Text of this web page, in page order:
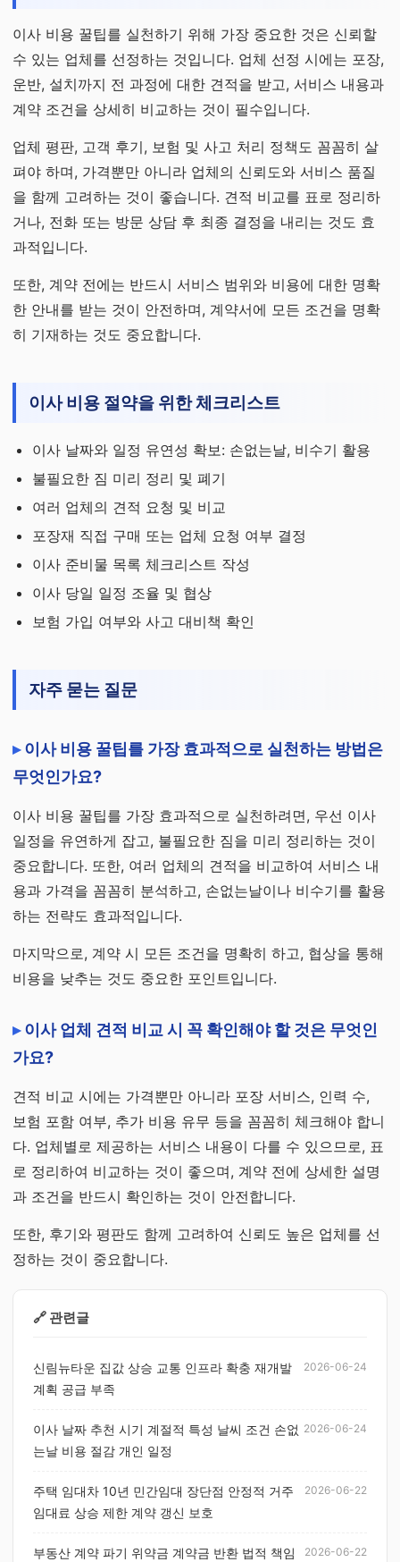
이사 비용 꿀팁를 실천하기 위해 가장 중요한 것은 신뢰할
수 있는 업체를 선정하는 것입니다. 업체 선정 시에는 포장,
운반, 설치까지 전 과정에 대한 견적을 받고, 서비스 내용과
계약 조건을 상세히 비교하는 것이 필수입니다.
업체 평판, 고객 후기, 보험 및 사고 처리 정책도 꼼꼼히 살
펴야 하며, 가격뿐만 아니라 업체의 신뢰도와 서비스 품질
을 함께 고려하는 것이 좋습니다. 견적 비교를 표로 정리하
거나, 전화 또는 방문 상담 후 최종 결정을 내리는 것도 효
과적입니다.
또한, 계약 전에는 반드시 서비스 범위와 비용에 대한 명확
한 안내를 받는 것이 안전하며, 계약서에 모든 조건을 명확
히 기재하는 것도 중요합니다.
이사 비용 절약을 위한 체크리스트
이사 날짜와 일정 유연성 확보: 손없는날, 비수기 활용
불필요한 짐 미리 정리 및 폐기
여러 업체의 견적 요청 및 비교
포장재 직접 구매 또는 업체 요청 여부 결정
이사 준비물 목록 체크리스트 작성
이사 당일 일정 조율 및 협상
보험 가입 여부와 사고 대비책 확인
자주 묻는 질문
이사 비용 꿀팁를 가장 효과적으로 실천하는 방법은
무엇인가요?
이사 비용 꿀팁를 가장 효과적으로 실천하려면, 우선 이사
일정을 유연하게 잡고, 불필요한 짐을 미리 정리하는 것이
중요합니다. 또한, 여러 업체의 견적을 비교하여 서비스 내
용과 가격을 꼼꼼히 분석하고, 손없는날이나 비수기를 활용
하는 전략도 효과적입니다.
마지막으로, 계약 시 모든 조건을 명확히 하고, 협상을 통해
비용을 낮추는 것도 중요한 포인트입니다.
이사 업체 견적 비교 시 꼭 확인해야 할 것은 무엇인
가요?
견적 비교 시에는 가격뿐만 아니라 포장 서비스, 인력 수,
보험 포함 여부, 추가 비용 유무 등을 꼼꼼히 체크해야 합니
다. 업체별로 제공하는 서비스 내용이 다를 수 있으므로, 표
로 정리하여 비교하는 것이 좋으며, 계약 전에 상세한 설명
과 조건을 반드시 확인하는 것이 안전합니다.
또한, 후기와 평판도 함께 고려하여 신뢰도 높은 업체를 선
정하는 것이 중요합니다.
🔗 관련글
신림뉴타운 집값 상승 교통 인프라 확충 재개발
계획 공급 부족
2026-06-24
이사 날짜 추천 시기 계절적 특성 날씨 조건 손없
는날 비용 절감 개인 일정
2026-06-24
주택 임대차 10년 민간임대 장단점 안정적 거주
임대료 상승 제한 계약 갱신 보호
2026-06-22
부동산 계약 파기 위약금 계약금 반환 법적 책임 2026-06-22